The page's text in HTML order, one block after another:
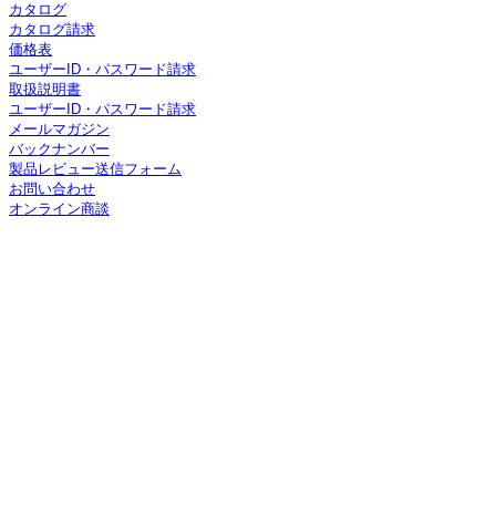
カタログ
カタログ請求
価格表
ユーザーID・パスワード請求
取扱説明書
ユーザーID・パスワード請求
メールマガジン
バックナンバー
製品レビュー送信フォーム
お問い合わせ
オンライン商談